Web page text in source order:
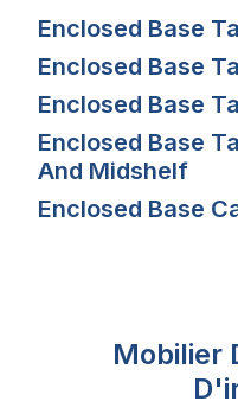
Enclosed Base
Enclosed Base
Enclosed Base
Enclosed Base
And Midshelf
Enclosed Base
Mobilier